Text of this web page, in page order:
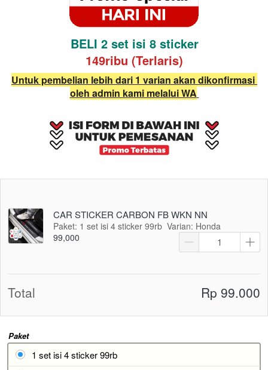
BELI 2 set isi 8 sticker
149ribu (Terlaris)
Untuk pembelian lebih dari 1 varian akan dikonfirmasi
oleh admin kami melalui WA
Paket
1 set isi 4 sticker 99rb
CAR STICKER CARBON FB WKN NN
Paket: 1 set isi 4 sticker 99rb Varian: Honda
99,000
Total Rp 99.000